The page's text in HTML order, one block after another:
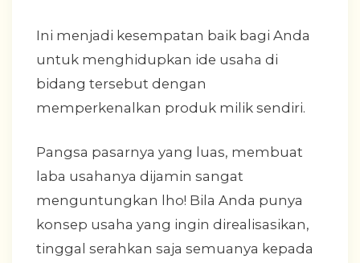
Ini menjadi kesempatan baik bagi Anda
untuk menghidupkan ide usaha di
bidang tersebut dengan
memperkenalkan produk milik sendiri.
Pangsa pasarnya yang luas, membuat
laba usahanya dijamin sangat
menguntungkan lho! Bila Anda punya
konsep usaha yang ingin direalisasikan,
tinggal serahkan saja semuanya kepada